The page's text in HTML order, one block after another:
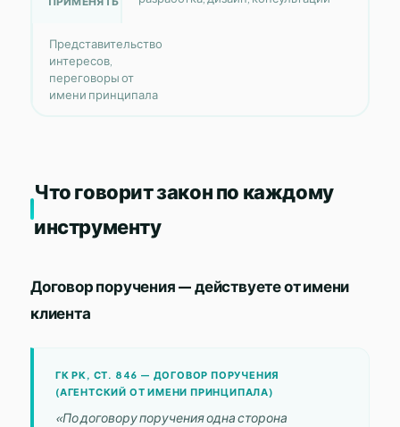
Представительство
интересов,
переговоры от
имени принципала
Что говорит закон по каждому
инструменту
Договор поручения — действуете от имени
клиента
ГК РК, СТ. 846 — ДОГОВОР ПОРУЧЕНИЯ
(АГЕНТСКИЙ ОТ ИМЕНИ ПРИНЦИПАЛА)
«По договору поручения одна сторона